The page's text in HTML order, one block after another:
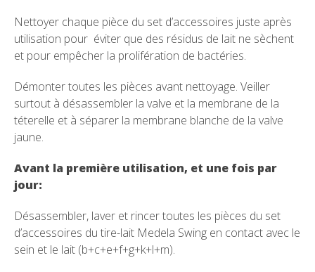
Nettoyer chaque pièce du set d’accessoires juste après
utilisation pour éviter que des résidus de lait ne sèchent
et pour empêcher la prolifération de bactéries.
Démonter toutes les pièces avant nettoyage. Veiller
surtout à désassembler la valve et la membrane de la
téterelle et à séparer la membrane blanche de la valve
jaune.
Avant la première utilisation, et une fois par
jour:
Désassembler, laver et rincer toutes les pièces du set
d’accessoires du tire-lait Medela Swing en contact avec le
sein et le lait (b+c+e+f+g+k+l+m).